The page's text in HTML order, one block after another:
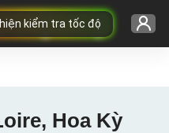
kiểm tra tốc độ
Hoa Kỳ